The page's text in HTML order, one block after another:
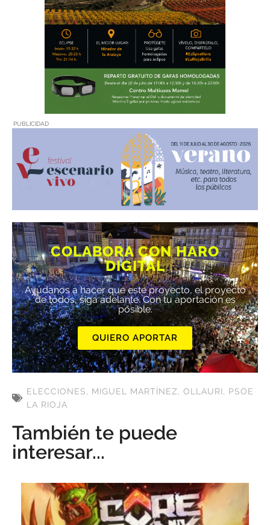
PUBLICIDAD
COLABORA CON HARO
DIGITAL
Ayúdanos a hacer que este proyecto, el proyecto
de todos, siga adelante. Con tu aportación es
posible.
QUIERO APORTAR
ELECCIONES, MIGUEL MARTÍNEZ, OLLAURI, PSOE
LA RIOJA
También te puede
interesar...